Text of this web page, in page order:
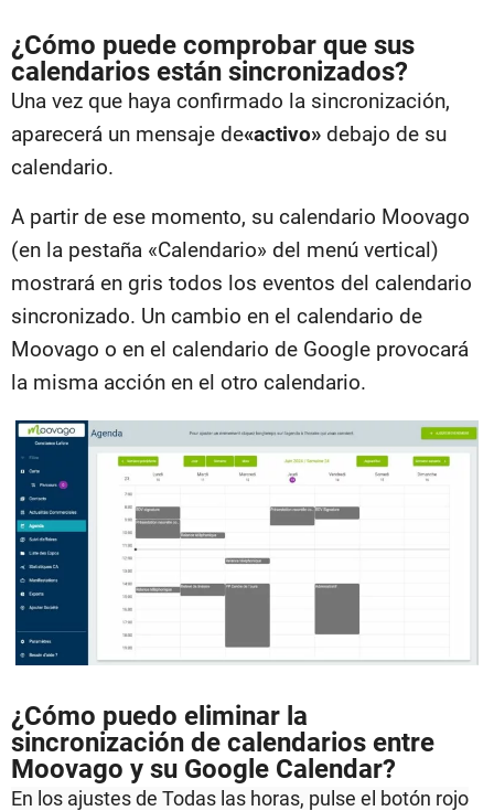
¿Cómo puede comprobar que sus
calendarios están sincronizados?
Una vez que haya confirmado la sincronización,
aparecerá un mensaje de«activo» debajo de su
calendario.
A partir de ese momento, su calendario Moovago
(en la pestaña «Calendario» del menú vertical)
mostrará en gris todos los eventos del calendario
sincronizado. Un cambio en el calendario de
Moovago o en el calendario de Google provocará
la misma acción en el otro calendario.
¿Cómo puedo eliminar la
sincronización de calendarios entre
Moovago y su Google Calendar?
En los ajustes de Todas las horas, pulse el botón rojo